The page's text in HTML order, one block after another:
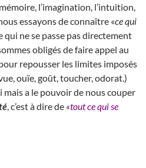
l’imagination, l’intuition,
essayons de connaître «ce qui
qui ne se passe pas directement
obligés de faire appel au
repousser les limites imposés
ouïe, goût, toucher, odorat.)
mais a le pouvoir de nous couper
, c’est à dire de «tout ce qui se